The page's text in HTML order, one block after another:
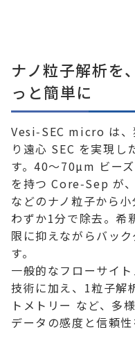
ナノ粒子解析を
っと簡単に
Vesi‑SEC micro は
り遠心 SEC を実現し
す。40〜70µm ビー
を持つ Core‑Sep が
などのナノ粒子から
わずか1分で除去。希
限に抑えながらバッ
す。
一般的なフローサイ
技術に加え、1粒子解
トメトリー など、多
データの感度と信頼性